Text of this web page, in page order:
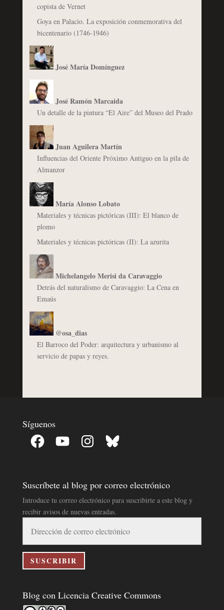
copista de Vernet
Goya en Palacio. La exposición conmemorativa del
bicentenario (1746-1946)
José María Domínguez
José Ramón Marcaida
Un detalle de la pintura “El Aire” del Museo del Prado
Juan Aguilera Martín
Influencias del Oriente Próximo Antiguo en la pila de
Almanzor
María Alonso Lobato
Materiales y técnicas pictóricas (III): El blanco de
plomo
Materiales y técnicas pictóricas (II): La azurita
Michelangelo Merisi da Caravaggio
Detrás del naturalismo de Caravaggio: La Cena en
Emaús
@osa_dias
El Barroco del Poder: arquitectura y urbanismo al
servicio de papas y reyes.
Síguenos
Facebook YouTube InstagramBluesky
Suscríbete al blog por correo electrónico
Introduce tu correo electrónico para suscribirte a este blog y
recibir avisos de nuevas entradas.
correo
electrónico
SUSCRIBIR
Blog con Licencia Creative Commons